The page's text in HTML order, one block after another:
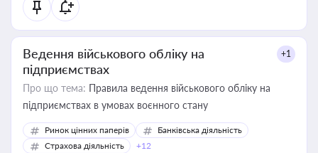
Ведення військового обліку на
підприємствах
+1
Про що тема: Правила ведення військового обліку на
підприємствах в умовах воєнного стану
Ринок цінних паперів
Банківська діяльність
Страхова діяльність
+12